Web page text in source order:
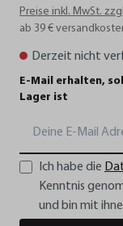
Preise inkl. MwSt.
ab 39 €
Derzeit nicht
E-Mail erhalten,
Lager ist
Ich habe die
Kenntnis
und bin mit